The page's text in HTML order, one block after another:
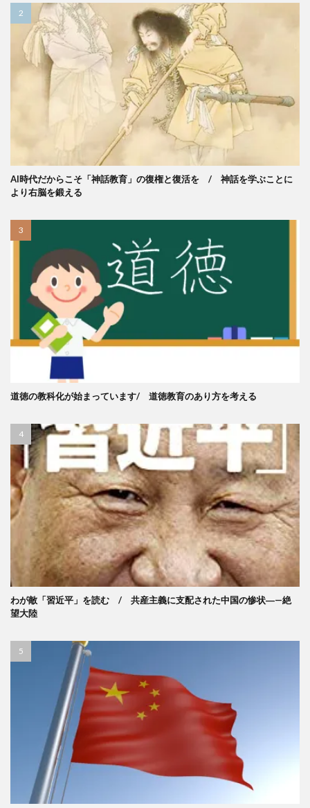
AI時代だからこそ「神話教育」の復権と復活を / 神話を学ぶことに
より右脳を鍛える
道徳の教科化が始まっています/ 道徳教育のあり方を考える
わが敵「習近平」を読む / 共産主義に支配された中国の惨状―—絶
望大陸